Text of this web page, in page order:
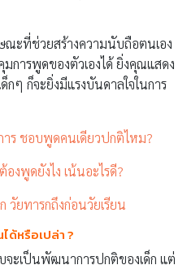
ณะที่ช่วยสร้างความนับถือตนเอง
การพูดของตัวเองได้ ยิ่งคุณแสดง
กๆ ก็จะยิ่งมีแรงบันดาลใจในการ
ร ชอบพูดคนเดียวปกติไหม?
งพูดยังไง เน้นอะไรดี?
วัยทารกถึงก่อนวัยเรียน
ด้หรือเปล่า ?
จะเป็นพัฒนาการปกติของเด็ก แต่